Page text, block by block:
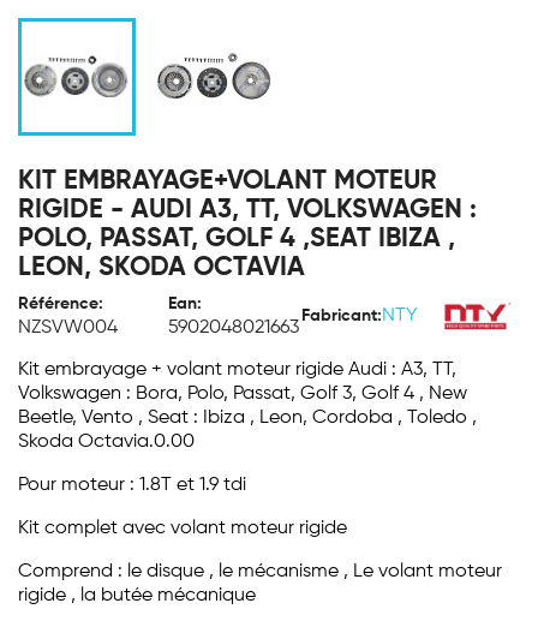
KIT EMBRAYAGE+VOLANT MOTEUR
RIGIDE - AUDI A3, TT, VOLKSWAGEN :
POLO, PASSAT, GOLF 4 ,SEAT IBIZA ,
LEON, SKODA OCTAVIA
Référence:
NZSVW004
Ean:
5902048021663
Fabricant: NTY
Kit embrayage + volant moteur rigide Audi : A3, TT,
Volkswagen : Bora, Polo, Passat, Golf 3, Golf 4 , New
Beetle, Vento , Seat : Ibiza , Leon, Cordoba , Toledo ,
Skoda Octavia.0.00
Pour moteur : 1.8T et 1.9 tdi
Kit complet avec volant moteur rigide
Comprend : le disque , le mécanisme , Le volant moteur
rigide , la butée mécanique